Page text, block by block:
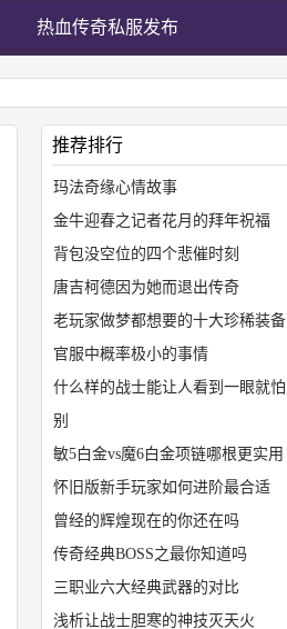
热血传奇私服发布
推荐排行
玛法奇缘心情故事
金牛迎春之记者花月的拜年祝福
背包没空位的四个悲催时刻
唐吉柯德因为她而退出传奇
老玩家做梦都想要的十大珍稀装备
官服中概率极小的事情
什么样的战士能让人看到一眼就怕
别
敏5白金vs魔6白金项链哪根更实用
怀旧版新手玩家如何进阶最合适
曾经的辉煌现在的你还在吗
传奇经典BOSS之最你知道吗
三职业六大经典武器的对比
浅析让战士胆寒的神技灭天火